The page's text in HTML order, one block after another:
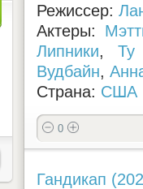
Режиссер:
Актеры:
Липники, Ty
Вудбайн,
Страна: США
0
Гандикап